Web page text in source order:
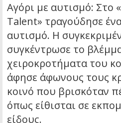
Αγόρι με αυτισμό: Στο
Talent» τραγούδησε
αυτισμό. Η
συγκέντρωσε το
χειροκροτήματα του
άφησε άφωνους τους
κοινό που βρισκόταν
όπως είθισται σε
είδους.